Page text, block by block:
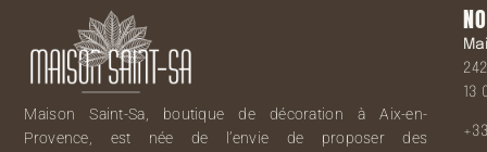
Maison Saint-Sa, boutique de décoration à Aix-en-
Provence, est née de l’envie de proposer des
13